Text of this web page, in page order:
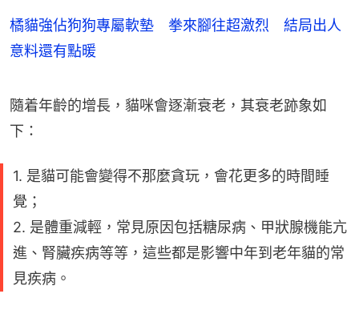
橘貓強佔狗狗專屬軟墊 拳來腳往超激烈 結局出人
意料還有點暖
隨着年齡的增長，貓咪會逐漸衰老，其衰老跡象如
下：
1. 是貓可能會變得不那麼貪玩，會花更多的時間睡
覺；
2. 是體重減輕，常見原因包括糖尿病、甲狀腺機能亢
進、腎臟疾病等等，這些都是影響中年到老年貓的常
見疾病。